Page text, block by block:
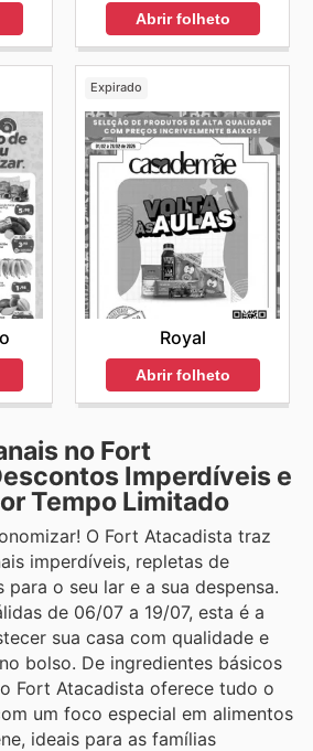
Abrir folheto
Expirado
Royal
Abrir folheto
no Fort
Imperdíveis e
Tempo Limitado
O Fort Atacadista traz
imperdíveis, repletas de
para o seu lar e a sua despensa.
de 06/07 a 19/07, esta é a
sua casa com qualidade e
bolso. De ingredientes básicos
Fort Atacadista oferece tudo o
um foco especial em alimentos
ideais para as famílias